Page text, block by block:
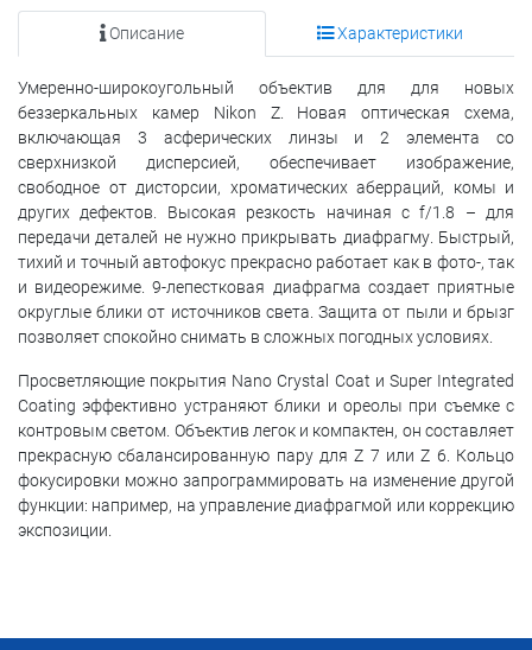
Описание Характеристики
Умеренно-широкоугольный объектив для для новых
беззеркальных камер Nikon Z. Новая оптическая схема,
включающая 3 асферических линзы и 2 элемента со
сверхнизкой дисперсией, обеспечивает изображение,
свободное от дисторсии, хроматических аберраций, комы и
других дефектов. Высокая резкость начиная с f/1.8 – для
передачи деталей не нужно прикрывать диафрагму. Быстрый,
тихий и точный автофокус прекрасно работает как в фото-, так
и видеорежиме. 9-лепестковая диафрагма создает приятные
округлые блики от источников света. Защита от пыли и брызг
позволяет спокойно снимать в сложных погодных условиях.
Просветляющие покрытия Nano Crystal Coat и Super Integrated
Coating эффективно устраняют блики и ореолы при съемке с
контровым светом. Объектив легок и компактен, он составляет
прекрасную сбалансированную пару для Z 7 или Z 6. Кольцо
фокусировки можно запрограммировать на изменение другой
функции: например, на управление диафрагмой или коррекцию
экспозиции.